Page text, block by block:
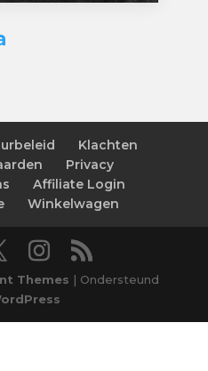
Klachten
Privacy
Affiliate Login
Winkelwagen
Themes | Ondersteund